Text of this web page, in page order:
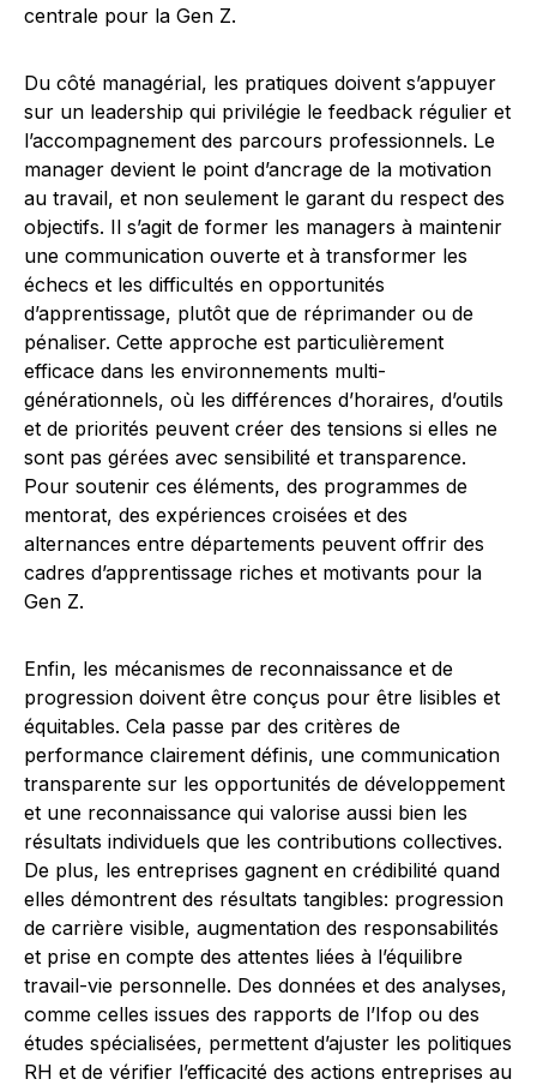
centrale pour la Gen Z.
Du côté managérial, les pratiques doivent s’appuyer
sur un leadership qui privilégie le feedback régulier et
l’accompagnement des parcours professionnels. Le
manager devient le point d’ancrage de la motivation
au travail, et non seulement le garant du respect des
objectifs. Il s’agit de former les managers à maintenir
une communication ouverte et à transformer les
échecs et les difficultés en opportunités
d’apprentissage, plutôt que de réprimander ou de
pénaliser. Cette approche est particulièrement
efficace dans les environnements multi-
générationnels, où les différences d’horaires, d’outils
et de priorités peuvent créer des tensions si elles ne
sont pas gérées avec sensibilité et transparence.
Pour soutenir ces éléments, des programmes de
mentorat, des expériences croisées et des
alternances entre départements peuvent offrir des
cadres d’apprentissage riches et motivants pour la
Gen Z.
Enfin, les mécanismes de reconnaissance et de
progression doivent être conçus pour être lisibles et
équitables. Cela passe par des critères de
performance clairement définis, une communication
transparente sur les opportunités de développement
et une reconnaissance qui valorise aussi bien les
résultats individuels que les contributions collectives.
De plus, les entreprises gagnent en crédibilité quand
elles démontrent des résultats tangibles: progression
de carrière visible, augmentation des responsabilités
et prise en compte des attentes liées à l’équilibre
travail-vie personnelle. Des données et des analyses,
comme celles issues des rapports de l’Ifop ou des
études spécialisées, permettent d’ajuster les politiques
RH et de vérifier l’efficacité des actions entreprises au